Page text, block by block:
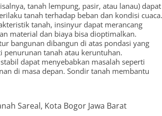
tanah lempung, pasir, atau lanau) dapat
tanah terhadap beban dan kondisi cuaca.
tanah, insinyur dapat merancang
material dan biaya bisa dioptimalkan.
bangunan dibangun di atas pondasi yang
penurunan tanah atau keruntuhan.
dapat menyebabkan masalah seperti
di masa depan. Sondir tanah membantu
Sareal, Kota Bogor Jawa Barat